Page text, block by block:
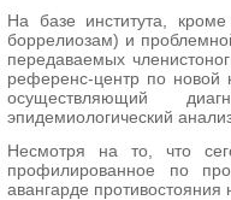
На базе института,
боррелиозам) и
передаваемых
референс-центр по новой
осуществляющий
эпидемиологический
Несмотря на то, что
профилированное по
авангарде